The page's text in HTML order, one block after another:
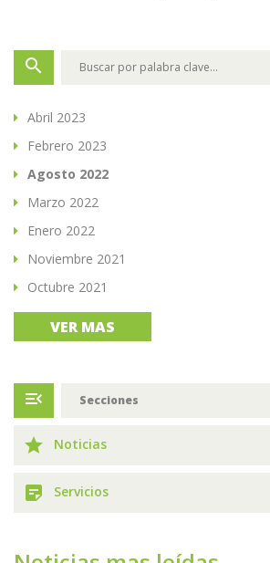
search
Abril 2023
Febrero 2023
Agosto 2022
Marzo 2022
Enero 2022
Noviembre 2021
Octubre 2021
VER MAS
menu_open Secciones
grade Noticias
sticky_note_2 Servicios